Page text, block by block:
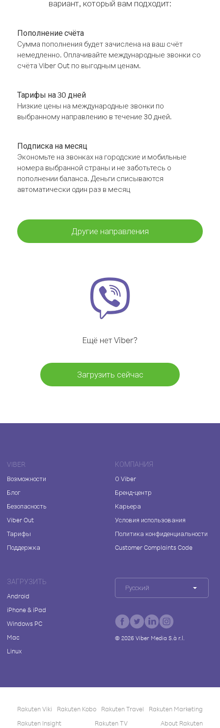
вариант, который вам подходит:
Пополнение счёта
Сумма пополнения будет зачислена на ваш счёт
немедленно. Оплачивайте международные звонки со
счёта Viber Out по выгодным ценам.
Тарифы на 30 дней
Низкие цены на международные звонки по
выбранному направлению в течение 30 дней.
Подписка на месяц
Экономьте на звонках на городские и мобильные
номера выбранной страны и не заботьтесь о
пополнении баланса. Деньги списываются
автоматически один раз в месяц
Другие направления
Ещё нет Viber?
Загрузить сейчас
VIBER
Возможности
Блог
Безопасность
Viber Out
Тарифы
Поддержка
КОМПАНИЯ
О Viber
Бренд-центр
Карьера
Условия использования
Политика конфиденциальности
Customer Complaints Code
ЗАГРУЗИТЬ
Android
iPhone & iPad
Windows PC
Mac
Linux
Русский
© 2026Viber Media S.à r.l.
Rakuten Viki Rakuten Kobo Rakuten Travel
Rakuten Marketing
Rakuten Insight
Rakuten TV About Rakuten